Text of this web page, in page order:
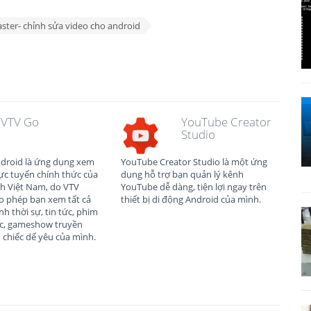
chỉnh sửa video cho android
VTV Go
là ứng dụng xem
tuyến chính thức của
Việt Nam, do VTV
phép bạn xem tất cả
thời sự, tin tức, phim
gameshow truyền
dế yêu của mình.
YouTube Creator
Studio
YouTube Creator Studio là một ứng
dụng hỗ trợ bạn quản lý kênh
YouTube dễ dàng, tiện lợi ngay trên
thiết bị di động Android của mình.